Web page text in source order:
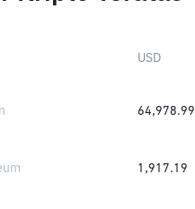
USD
64,978.99
1,917.19